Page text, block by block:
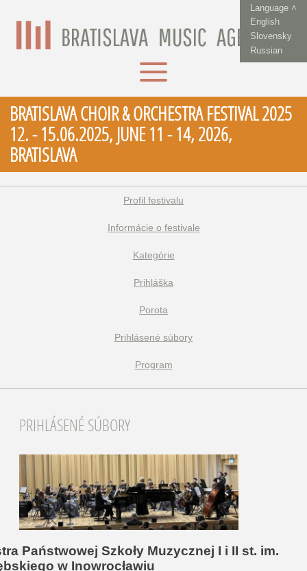
Language ˄
English
Slovensky
Russian
BRATISLAVA CHOIR & ORCHESTRA FESTIVAL 2025
12. - 15.06.2025, JUNE 11 - 14, 2026,
BRATISLAVA
Profil festivalu
Informácie o festivale
Kategórie
Prihláška
Porota
Prihlásené súbory
Program
PRIHLÁSENÉ SÚBORY
w Inowrocławiu